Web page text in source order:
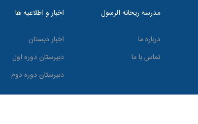
مدرسه ریحانه الرسول
درباره ما
تماس با ما
اخبار و اطلاعیه ها
اخبار دبستان
دبیرستان دوره اول
دبیرستان دوره دوم